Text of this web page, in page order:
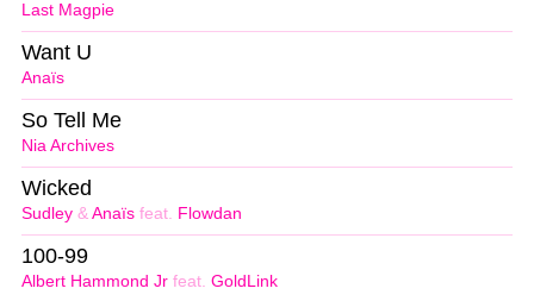
Last Magpie
Anaïs
Want U
Nia Archives
So Tell Me
Sudley & Anaïs feat. Flowdan
Wicked
Albert Hammond Jr feat. GoldLink
100-99